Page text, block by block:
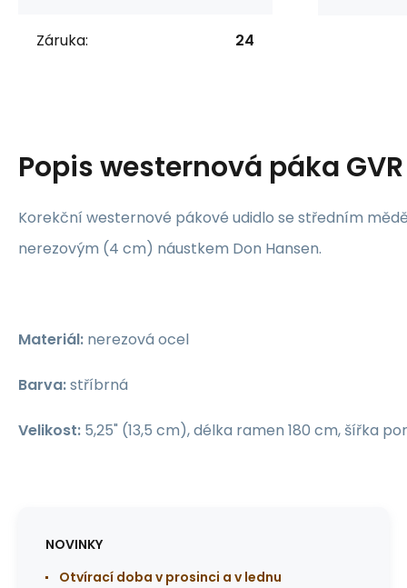
Záruka: 24
Popiswesternová páka
Korekční westernové pákové udidlo se středním
nerezovým (4 cm) náustkem Don Hansen.
Materiál: nerezová ocel
Barva:stříbrná
Velikost: 5,25" (13,5 cm), délka ramen 180 cm, šířka
NOVINKY
Otvírací doba v prosinci a v lednu